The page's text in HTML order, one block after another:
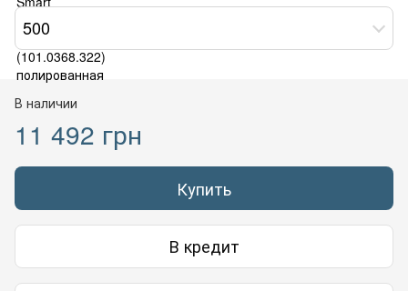
500
В наличии
11 492 грн
Купить
В кредит